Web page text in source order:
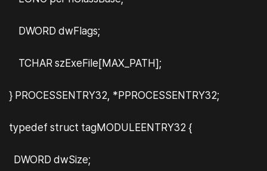
DWORD dwFlags;
TCHAR szExeFile[MAX_PATH];
} PROCESSENTRY32, *PPROCESSENTRY32;
typedef struct tagMODULEENTRY32 {
DWORD dwSize;